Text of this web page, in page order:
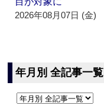
2026年08月07日 (金)
年月別 全記事一覧